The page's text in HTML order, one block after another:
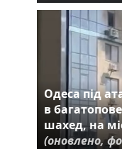
Одеса під
в
шахед, на
(оновлено,